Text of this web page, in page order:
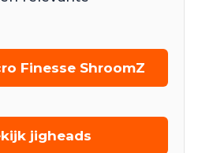
Finesse ShroomZ
jigheads